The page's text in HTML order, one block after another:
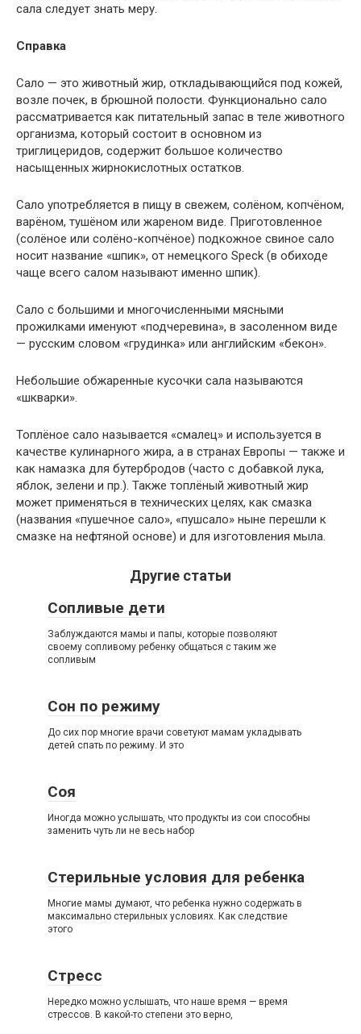
сала следует знать меру.
Справка
Сало — это животный жир, откладывающийся под кожей,
возле почек, в брюшной полости. Функционально сало
рассматривается как питательный запас в теле животного
организма, который состоит в основном из
триглицеридов, содержит большое количество
насыщенных жирнокислотных остатков.
Сало употребляется в пищу в свежем, солёном, копчёном,
варёном, тушёном или жареном виде. Приготовленное
(солёное или солёно-копчёное) подкожное свиное сало
носит название «шпик», от немецкого Speck (в обиходе
чаще всего салом называют именно шпик).
Сало с большими и многочисленными мясными
прожилками именуют «подчеревина», в засоленном виде
— русским словом «грудинка» или английским «бекон».
Небольшие обжаренные кусочки сала называются
«шкварки».
Топлёное сало называется «смалец» и используется в
качестве кулинарного жира, а в странах Европы — также и
как намазка для бутербродов (часто с добавкой лука,
яблок, зелени и пр.). Также топлёный животный жир
может применяться в технических целях, как смазка
(названия «пушечное сало», «пушсало» ныне перешли к
смазке на нефтяной основе) и для изготовления мыла.
Другие статьи
Сопливые дети
Заблуждаются мамы и папы, которые позволяют
своему сопливому ребенку общаться с таким же
сопливым
Сон по режиму
До сих пор многие врачи советуют мамам укладывать
детей спать по режиму. И это
Соя
Иногда можно услышать, что продукты из сои способны
заменить чуть ли не весь набор
Стерильные условия для ребенка
Многие мамы думают, что ребенка нужно содержать в
максимально стерильных условиях. Как следствие
этого
Стресс
Нередко можно услышать, что наше время — время
стрессов. В какой-то степени это верно,